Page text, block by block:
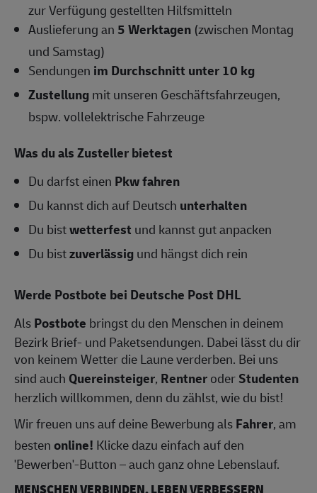
zur Verfügung gestellten Hilfsmitteln
Auslieferung an5 Werktagen (zwischen Montag
und Samstag)
Sendungen im Durchschnitt unter 10 kg
Zustellungmit unseren Geschäftsfahrzeugen,
bspw. vollelektrische Fahrzeuge
Was du als Zusteller bietest
Du darfst einen Pkw fahren
Du kannst dich auf Deutsch unterhalten
Du bistwetterfest und kannst gut anpacken
Du bistzuverlässigund hängst dich rein
Werde Postbote bei Deutsche Post DHL
AlsPostbote bringst du den Menschen in deinem
Bezirk Brief- und Paketsendungen. Dabei lässt du dir
von keinem Wetter die Laune verderben. Bei uns
sind auch Quereinsteiger, RentneroderStudenten
herzlich willkommen, denn du zählst, wie du bist!
Wir freuen uns auf deine Bewerbung alsFahrer, am
bestenonline! Klicke dazu einfach auf den
'Bewerben'-Button – auch ganz ohne Lebenslauf.